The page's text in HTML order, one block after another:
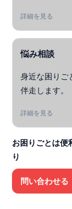
詳細を見る
悩み相談
身近な困りご
伴走します。
詳細を見る
お困りごとは便
り
問い合わせる